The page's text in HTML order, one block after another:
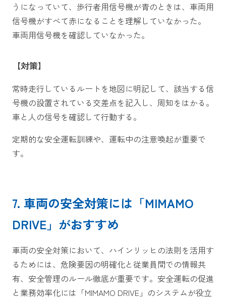
うになっていて、歩行者用信号機が青のときは、車両用
信号機がすべて赤になることを理解していなかった。
車両用信号機を確認していなかった。
【対策】
常時走行しているルートを地図に明記して、該当する信
号機の設置されている交差点を記入し、周知をはかる。
車と人の信号を確認して行動する。
定期的な安全運転訓練や、運転中の注意喚起が重要で
す。
7. 車両の安全対策には「MIMAMO
DRIVE」がおすすめ
車両の安全対策において、ハインリッヒの法則を活用す
るためには、危険要因の明確化と従業員間での情報共
有、安全管理のルール徹底が重要です。安全運転の促進
と業務効率化には「MIMAMO DRIVE」のシステムが役立